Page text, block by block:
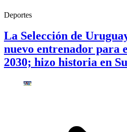
Deportes
La Selección de
nuevo entrenador para
2030; hizo historia en